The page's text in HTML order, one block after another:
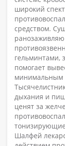
широкий
средством.
гельминтами,
помогает
минимальным
дыхания и
ценят за
Шалфей